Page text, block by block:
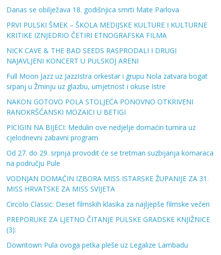
Danas se obilježava 18. godišnjica smrti Mate Parlova
PRVI PULSKI ŠMEK – ŠKOLA MEDIJSKE KULTURE I KULTURNE
KRITIKE IZNJEDRIO ČETIRI ETNOGRAFSKA FILMA
NICK CAVE & THE BAD SEEDS RASPRODALI I DRUGI
NAJAVLJENI KONCERT U PULSKOJ ARENI
Full Moon Jazz uz JazzIstra orkestar i grupu Nola zatvara bogat
srpanj u Žminju uz glazbu, umjetnost i okuse Istre
NAKON GOTOVO POLA STOLJEĆA PONOVNO OTKRIVENI
RANOKRŠĆANSKI MOZAICI U BETIGI
PICIGIN NA BIJECI: Medulin ove nedjelje domaćin turnira uz
cjelodnevni zabavni program
Od 27. do 29. srpnja provodit će se tretman suzbijanja komaraca
na području Pule
VODNJAN DOMAĆIN IZBORA MISS ISTARSKE ŽUPANIJE ZA 31.
MISS HRVATSKE ZA MISS SVIJETA
Circolo Classic: Deset filmskih klasika za najljepše filmske večeri
PREPORUKE ZA LJETNO ČITANJE PULSKE GRADSKE KNJIŽNICE
(3):
Downtown Pula ovoga petka pleše uz Legalize Lambadu